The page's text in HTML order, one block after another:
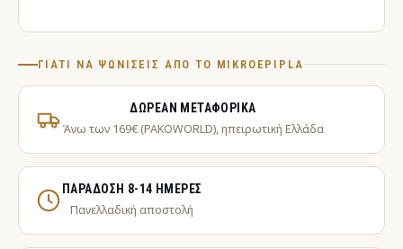
ΓΙΑΤΊ ΝΑ ΨΩΝΊΣΕΙΣ ΑΠΌ ΤΟ MIKROEPIPLA
ΔΩΡΕΆΝ ΜΕΤΑΦΟΡΙΚΆ
Άνω των 169€ (PAKOWORLD), ηπειρωτική Ελλάδα
ΠΑΡΆΔΟΣΗ 8-14 ΗΜΈΡΕΣ
Πανελλαδική αποστολή